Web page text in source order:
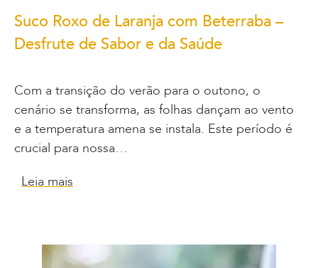
Suco Roxo de Laranja com Beterraba –
Desfrute de Sabor e da Saúde
Com a transição do verão para o outono, o
cenário se transforma, as folhas dançam ao vento
e a temperatura amena se instala. Este período é
crucial para nossa…
Leia mais